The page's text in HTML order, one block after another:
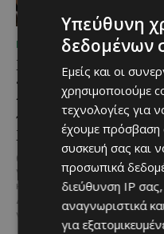
ΜΈΝΟΥΜΕ ΕΝΗΜΕΡΩΜΈΝΟΙ
Μια βραδιά γεμάτη
παράδοση, μουσική και
κέφι στον Δελίκηπο για
τη γιορτή του
Χρυσοσώτηρος
@menoumekypro Μια βραδιά
γεμάτη παράδοση, μουσική,
και αυθεντικές γεύσεις στον
Δελίκηπο!
Το κρητικό
γλέντι,...
Υπεύθυνη
δεδομένων
Εμείς και οι
χρησιμοποιούμε
τεχνολογίες για
έχουμε πρόσβαση
συσκευή σας και
προσωπικά
διεύθυνση IP
αναγνωριστικά
για